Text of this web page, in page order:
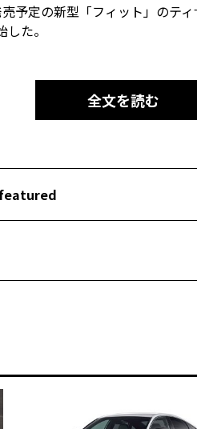
予定の新型「フィット」のテ
た。
全文を読む